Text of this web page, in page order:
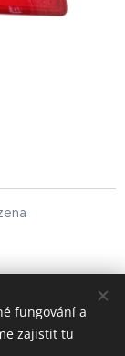
fungování a
zajistit tu